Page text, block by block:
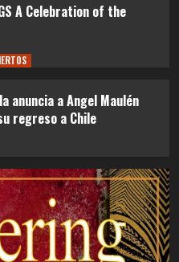
A Celebration of the
anuncia a Angel Maulén
regreso a Chile